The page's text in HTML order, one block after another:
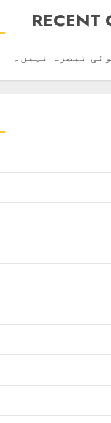
RECENT
تبصرہ نہیں۔